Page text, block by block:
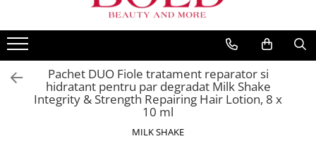
BALSAMURI
MASTI
FIOLE TRATAMENT
TRATAMENTE SI SERUM
PACHETE CADOU SI SETURI
FARMAVITA
JOICO
JUST FOR MEN
Pachet DUO Fiole tratament reparator si
hidratant pentru par degradat Milk Shake
Integrity & Strength Repairing Hair Lotion, 8 x
10 ml
MILK SHAKE